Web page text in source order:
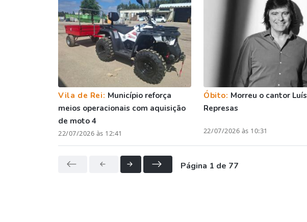
Vila de Rei: Município reforça
meios operacionais com aquisição
de moto 4
22/07/2026 às 12:41
Óbito: Morreu o cantor Luís
Represas
22/07/2026 às 10:31
Página 1 de 77